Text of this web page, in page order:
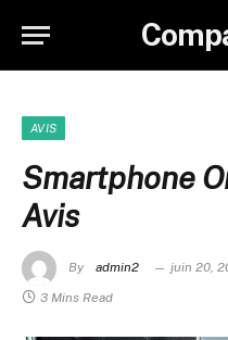
AVIS
Smartphone
Avis
By admin2 juin 20,
3 Mins Read